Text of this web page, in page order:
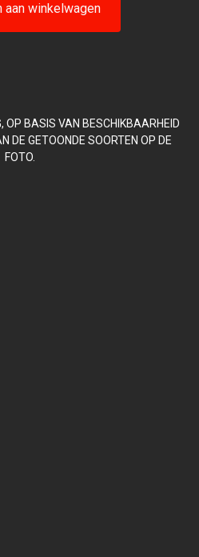
aan winkelwagen
OP BASIS VAN BESCHIKBAARHEID
DE GETOONDE SOORTEN OP DE
FOTO.